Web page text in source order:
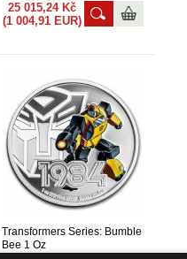
25 015,24 Kč
(1 004,91 EUR)
Transformers Series: Bumble
Bee 1 Oz